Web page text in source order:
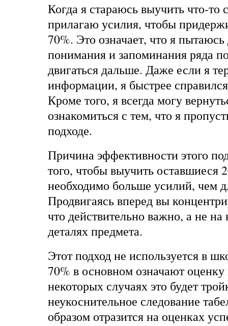
Когда я стараюсь выучить что-то
прилагаю усилия, чтобы
70%. Это означает, что я
понимания и запоминания ряда
двигаться дальше. Даже если я
информации, я быстрее
Кроме того, я всегда могу
ознакомиться с тем, что я
подходе.
Причина эффективности этого
того, чтобы выучить оставшиеся
необходимо больше усилий, чем
Продвигаясь вперед вы
что действительно важно, а не
деталях предмета.
Этот подход не используется в
70% в основном означают
некоторых случаях это будет
неукоснительное следование
образом отразится на оценках